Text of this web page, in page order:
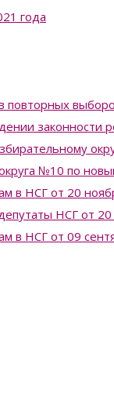
года
повторных
законности
№10 по
в НСГ от 20
НСГ от
в НСГ от 09